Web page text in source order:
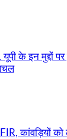
के इन मुद्दों
कांवड़ियों